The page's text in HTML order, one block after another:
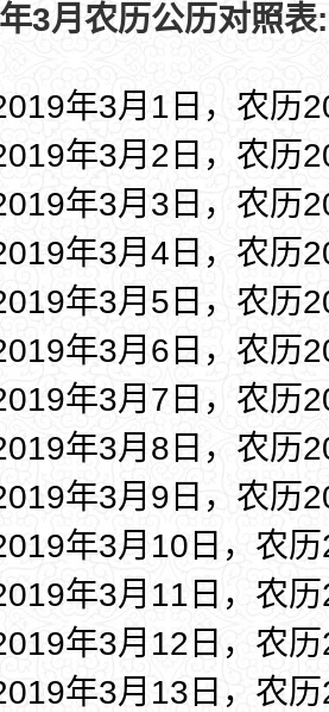
3月农历公历对照表:
年3月1日，农历
年3月2日，农历
年3月3日，农历
年3月4日，农历
年3月5日，农历
年3月6日，农历
年3月7日，农历
年3月8日，农历
年3月9日，农历
年3月10日，农
年3月11日，农
年3月12日，农
年3月13日，农